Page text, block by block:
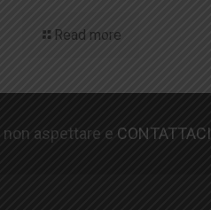
Read more
non aspettare e CONTATTACI